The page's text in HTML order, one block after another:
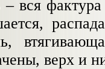
– вся
верх и